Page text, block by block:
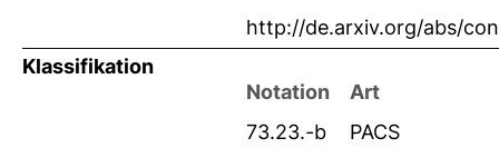
http://de.arxiv.org/abs/
Klassifikation
Notation
Art
73.23.-b
PACS